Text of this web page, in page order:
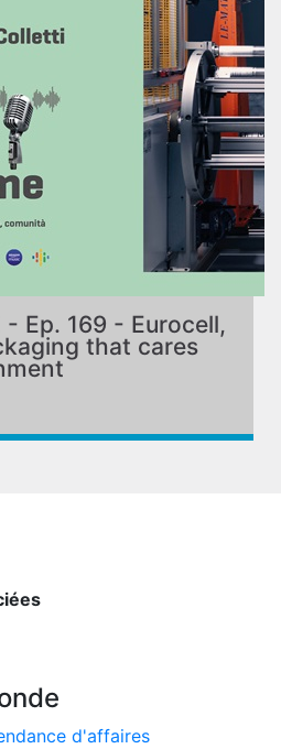
- Ep. 169 - Eurocell,
that cares
d'affaires